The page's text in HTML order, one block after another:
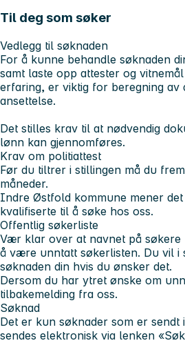
Til deg som søker
Vedlegg til søknaden
For å kunne behandle søknaden
samt laste opp attester og
erfaring, er viktig for beregning av
ansettelse.
Det stilles krav til at nødvendig
lønn kan gjennomføres.
Krav om politiattest
Før du tiltrer i stillingen må du
måneder.
Indre Østfold kommune mener
kvalifiserte til å søke hos oss.
Offentlig søkerliste
Vær klar over at navnet på
å være unntatt søkerlisten. Du vil i
søknaden din hvis du ønsker det.
Dersom du har ytret ønske om
tilbakemelding fra oss.
Søknad
Det er kun søknader som er
sendes elektronisk via lenken